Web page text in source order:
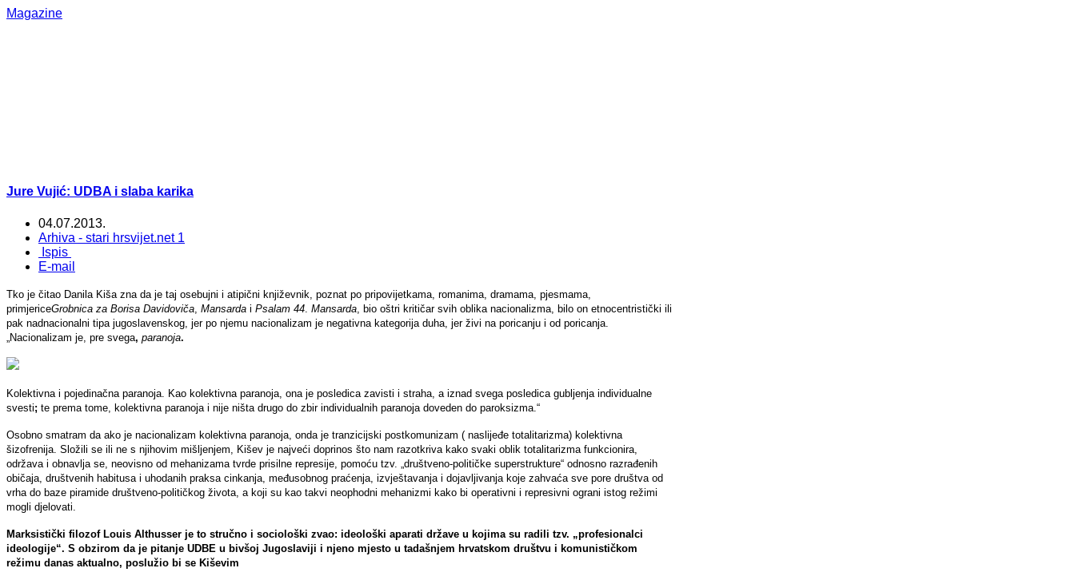
Magazine
Jure Vujić: UDBA i slaba karika
04.07.2013.
Arhiva - stari hrsvijet.net 1
Ispis
E-mail
Tko je čitao Danila Kiša zna da je taj osebujni i atipični književnik, poznat po pripovijetkama, romanima, dramama, pjesmama,
primjericeGrobnica za Borisa Davidoviča Mansarda i Psalam 44 Mansarda , bio oštri kritičar svih oblika nacionalizma, bilo on etnocentristički ili
pak nadnacionalni tipa jugoslavenskog, jer po njemu nacionalizam je negativna kategorija duha, jer živi na poricanju i od poricanja.
„Nacionalizam je, pre svega, paranoja.
Kolektivna i pojedinačna paranoja. Kao kolektivna paranoja, ona je posledica zavisti i straha, a iznad svega posledica gubljenja individualne
svesti; te prema tome, kolektivna paranoja i nije ništa drugo do zbir individualnih paranoja doveden do paroksizma.“
Osobno smatram da ako je nacionalizam kolektivna paranoja, onda je tranzicijski postkomunizam ( naslijeđe totalitarizma) kolektivna
šizofrenija. Složili se ili ne s njihovim mišljenjem, Kišev je najveći doprinos što nam razotkriva kako svaki oblik totalitarizma funkcionira,
održava i obnavlja se, neovisno od mehanizama tvrde prisilne represije, pomoću tzv. „društveno-političke superstrukture“ odnosno razrađenih
običaja, društvenih habitusa i uhodanih praksa cinkanja, međusobnog praćenja, izvještavanja i dojavljivanja koje zahvaća sve pore društva od
vrha do baze piramide društveno-političkog života, a koji su kao takvi neophodni mehanizmi kako bi operativni i represivni ograni istog režimi
mogli djelovati.
Marksistički filozof Louis Althusser je to stručno i sociološki zvao: ideološki aparati države u kojima su radili tzv. „profesionalci
ideologije“. S obzirom da je pitanje UDBE u bivšoj Jugoslaviji i njeno mjesto u tadašnjem hrvatskom društvu i komunističkom
režimu danas aktualno, poslužio bi se Kiševim